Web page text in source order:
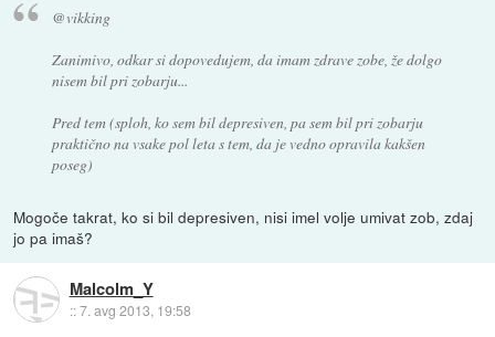
@vikking
Zanimivo, odkar si dopovedujem, da imam zdrave zobe, že dolgo
nisem bil pri zobarju...
Pred tem (sploh, ko sem bil depresiven, pa sem bil pri zobarju
praktično na vsake pol leta s tem, da je vedno opravila kakšen
poseg)
Mogoče takrat, ko si bil depresiven, nisi imel volje umivat zob, zdaj
jo pa imaš?
Malcolm_Y
::7. avg 2013, 19:58